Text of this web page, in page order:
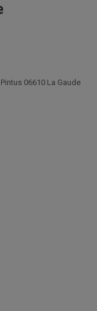
06610 La Gaude